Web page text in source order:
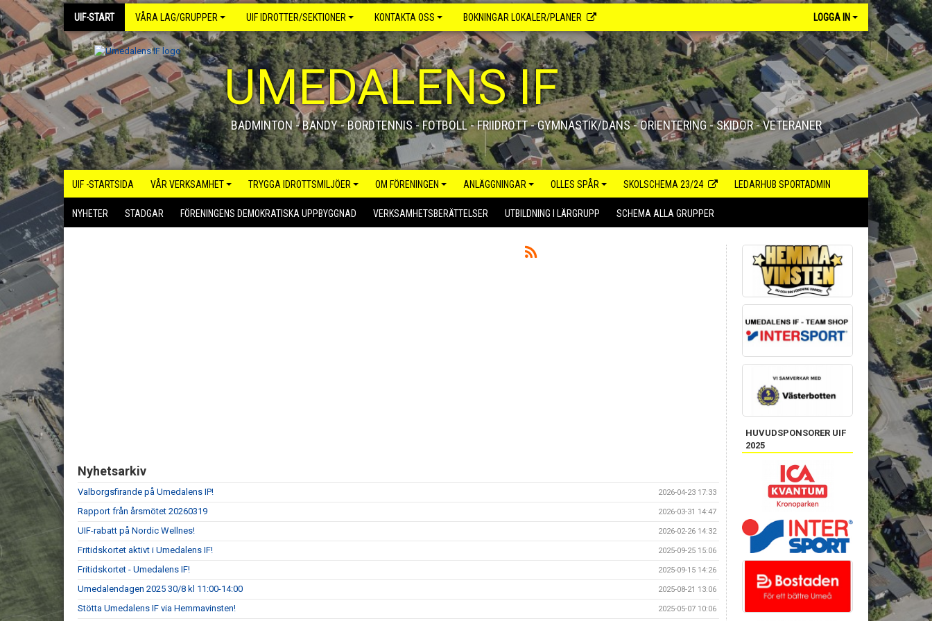
UIF-START VÅRA LAG/GRUPPER UIF IDROTTER/SEKTIONER KONTAKTA OSS BOKNINGAR LOKALER/PLANER LOGGA IN
UMEDALENS IF
BADMINTON - BANDY - BORDTENNIS - FOTBOLL - FRIIDROTT - GYMNASTIK/DANS - ORIENTERING - SKIDOR - VETERANER
UIF -STARTSIDA VÅR VERKSAMHET TRYGGA IDROTTSMILJÖER OM FÖRENINGEN ANLÄGGNINGAR OLLES SPÅR SKOLSCHEMA 23/24 LEDARHUB SPORTADMIN
NYHETER STADGAR FÖRENINGENS DEMOKRATISKA UPPBYGGNAD VERKSAMHETSBERÄTTELSER UTBILDNING I LÄRGRUPP SCHEMA ALLA GRUPPER
Nyhetsarkiv
Valborgsfirande på Umedalens IP! 2026-04-23 17:33
Rapport från årsmötet 20260319 2026-03-31 14:47
UIF-rabatt på Nordic Wellnes! 2026-02-26 14:32
Fritidskortet aktivt i Umedalens IF! 2025-09-25 15:06
Fritidskortet - Umedalens IF! 2025-09-15 14:26
Umedalendagen 2025 30/8 kl 11:00-14:00 2025-08-21 13:06
Stötta Umedalens IF via Hemmavinsten! 2025-05-07 10:06
HUVUDSPONSORER UIF
2025